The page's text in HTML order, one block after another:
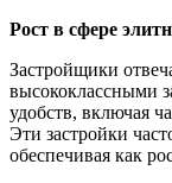
Рост в сфере
Застройщики
высококлассными
удобств, включая
Эти застройки
обеспечивая как